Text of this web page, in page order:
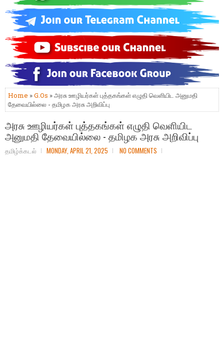
Home »G.Os » அரசு ஊழியர்கள் புத்தகங்கள் எழுதி வெளியிட அனுமதி
தேவையில்லை - தமிழக அரசு அறிவிப்பு
அரசு ஊழியர்கள் புத்தகங்கள் எழுதி வெளியிட
அனுமதி தேவையில்லை - தமிழக அரசு அறிவிப்பு
தமிழ்க்கடல் MONDAY, APRIL 21, 2025 NO COMMENTS